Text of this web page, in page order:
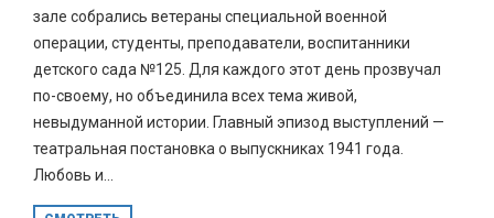
зале собрались ветераны специальной военной
операции, студенты, преподаватели, воспитанники
детского сада №125. Для каждого этот день прозвучал
по-своему, но объединила всех тема живой,
невыдуманной истории. Главный эпизод выступлений —
театральная постановка о выпускниках 1941 года.
Любовь и...